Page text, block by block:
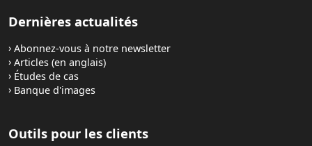
Dernières actualités
Abonnez-vous à notre newsletter
Articles (en anglais)
Études de cas
Banque d'images
Outils pour les clients